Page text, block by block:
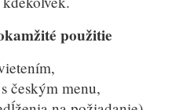
použitie
českým menu,